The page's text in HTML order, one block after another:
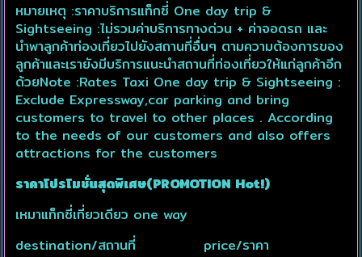
หมายเหตุ :ราคาบริการแท็กซี่ One day trip &
Sightseeing :ไม่รวมค่าบริการทางด่วน + ค่าจอดรถ และ
นำพาลูกค้าท่องเที่ยวไปยังสถานที่อื่นๆ ตามความต้องการของ
ลูกค้าและเรายังมีบริการแนะนำสถานที่ท่องเที่ยวให้แก่ลูกค้าอีก
ด้วยNote :Rates Taxi One day trip & Sightseeing :
Exclude Expressway,car parking and bring
customers to travel to other places . According
to the needs of our customers and also offers
attractions for the customers
ราคาโปรโมชั่นสุดพิเศษ(PROMOTION Hot!)
เหมาแท็กซี่เที่ยวเดียว one way
destination/สถานที่ price/ราคา